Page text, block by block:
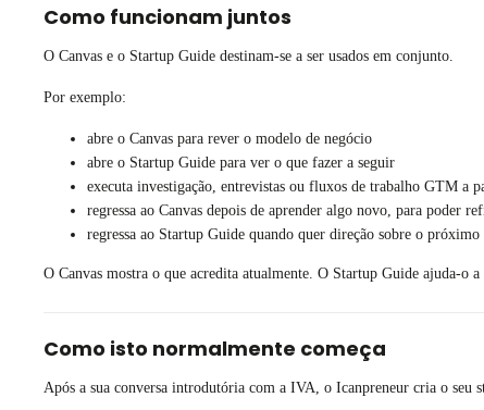
Como funcionam juntos
O Canvas e o Startup Guide destinam-se a ser usados em conjunto.
Por exemplo:
abre o Canvas para rever o modelo de negócio
abre o Startup Guide para ver o que fazer a seguir
executa investigação, entrevistas ou fluxos de trabalho GTM a
regressa ao Canvas depois de aprender algo novo, para poder
regressa ao Startup Guide quando quer direção sobre o próximo
O Canvas mostra o que acredita atualmente. O Startup Guide ajuda-o
Como isto normalmente começa
Após a sua conversa introdutória com a IVA, o Icanpreneur cria o seu